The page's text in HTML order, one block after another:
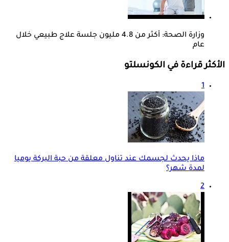
وزارة الصحة: أكثر من 4.8 مليون جلسة علاج طبيعي خلال
عام
الأكثر قراءة في الكونسلتو
1
ماذا يحدث لجسمك عند تناول معلقة من حبة البركة يوميا
لمدة شهر؟
2